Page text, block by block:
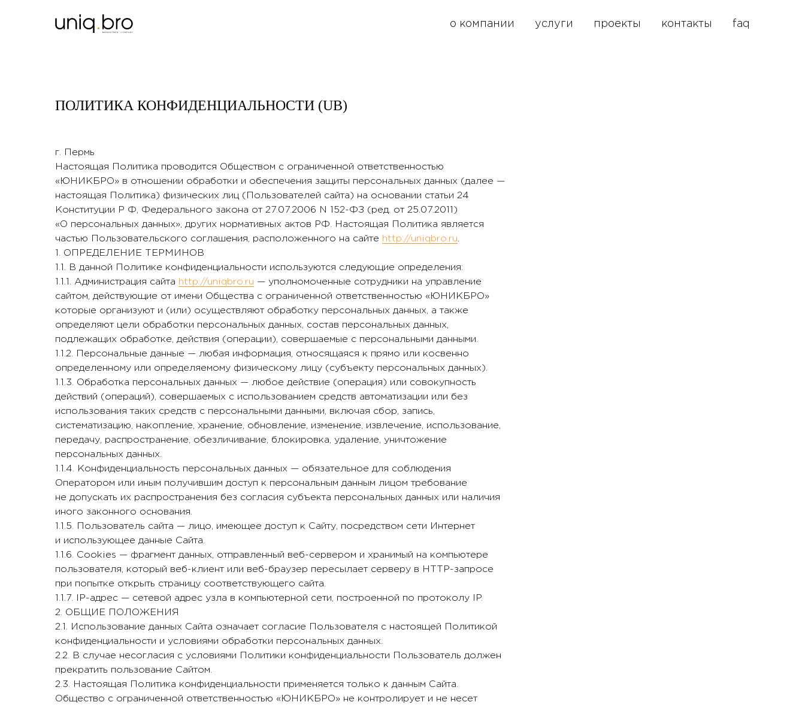
о компании услуги проекты контакты faq
ПОЛИТИКА КОНФИДЕНЦИАЛЬНОСТИ (UB)
г. Пермь
Настоящая Политика проводится Обществом с ограниченной ответственностью
«ЮНИКБРО» в отношении обработки и обеспечения защиты персональных данных (далее —
настоящая Политика) физических лиц (Пользователей сайта) на основании статьи 24
Конституции Р Ф, Федерального закона от 27.07.2006 N 152-ФЗ (ред. от 25.07.2011)
«О персональных данных», других нормативных актов РФ. Настоящая Политика является
частью Пользовательского соглашения, расположенного на сайте http://uniqbro.ru.
1. ОПРЕДЕЛЕНИЕ ТЕРМИНОВ
1.1. В данной Политике конфиденциальности используются следующие определения:
1.1.1. Администрация сайта http://uniqbro.ru — уполномоченные сотрудники на управление
сайтом, действующие от имени Общества с ограниченной ответственностью «ЮНИКБРО»
которые организуют и (или) осуществляют обработку персональных данных, а также
определяют цели обработки персональных данных, состав персональных данных,
подлежащих обработке, действия (операции), совершаемые с персональными данными.
1.1.2. Персональные данные — любая информация, относящаяся к прямо или косвенно
определенному или определяемому физическому лицу (субъекту персональных данных).
1.1.3. Обработка персональных данных — любое действие (операция) или совокупность
действий (операций), совершаемых с использованием средств автоматизации или без
использования таких средств с персональными данными, включая сбор, запись,
систематизацию, накопление, хранение, обновление, изменение, извлечение, использование,
передачу, распространение, обезличивание, блокировка, удаление, уничтожение
персональных данных.
1.1.4. Конфиденциальность персональных данных — обязательное для соблюдения
Оператором или иным получившим доступ к персональным данным лицом требование
не допускать их распространения без согласия субъекта персональных данных или наличия
иного законного основания.
1.1.5. Пользователь сайта — лицо, имеющее доступ к Сайту, посредством сети Интернет
и использующее данные Сайта.
1.1.6. Cookies — фрагмент данных, отправленный веб-сервером и хранимый на компьютере
пользователя, который веб-клиент или веб-браузер пересылает серверу в HTTP-запросе
при попытке открыть страницу соответствующего сайта.
1.1.7. IP-адрес — сетевой адрес узла в компьютерной сети, построенной по протоколу IP.
2. ОБЩИЕ ПОЛОЖЕНИЯ
2.1. Использование данных Сайта означает согласие Пользователя с настоящей Политикой
конфиденциальности и условиями обработки персональных данных.
2.2. В случае несогласия с условиями Политики конфиденциальности Пользователь должен
прекратить пользование Сайтом.
2.3. Настоящая Политика конфиденциальности применяется только к данным Сайта.
Общество с ограниченной ответственностью «ЮНИКБРО» не контролирует и не несет